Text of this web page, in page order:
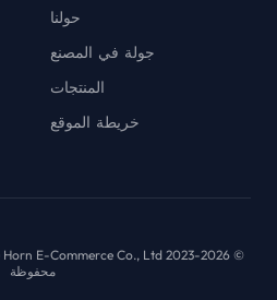
حولنا
جولة في المصنع
المنتجات
خريطة الموقع
محفوظة